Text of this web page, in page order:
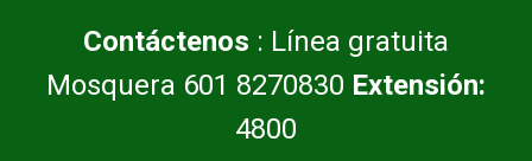
Contáctenos : Línea gratuita
Mosquera 601 8270830 Extensión:
4800